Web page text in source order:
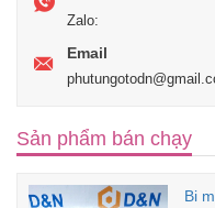
Zalo:
Email
Sản phẩm bán chạy
Bi